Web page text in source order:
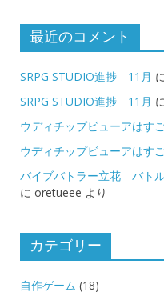
最近のコメント
SRPG STUDIO進捗 11月
SRPG STUDIO進捗 11月
ウディチップビューアはす
ウディチップビューアはす
バイブバトラー立花 バト
に oretueee より
カテゴリー
自作ゲーム (18)